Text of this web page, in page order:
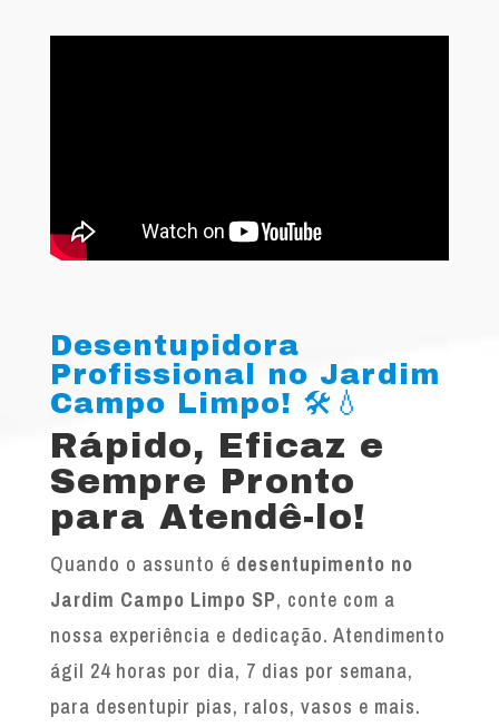
Desentupidora
Profissional no Jardim
Campo Limpo! 🛠️💧
Rápido, Eficaz e
Sempre Pronto
para Atendê-lo!
Quando o assunto é desentupimento no
Jardim Campo Limpo SP, conte com a
nossa experiência e dedicação. Atendimento
ágil 24 horas por dia, 7 dias por semana,
para desentupir pias, ralos, vasos e mais.